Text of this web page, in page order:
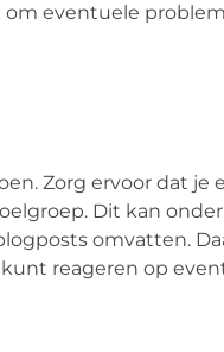
om eventuele
Zorg ervoor dat je
Dit kan
omvatten.
reageren op